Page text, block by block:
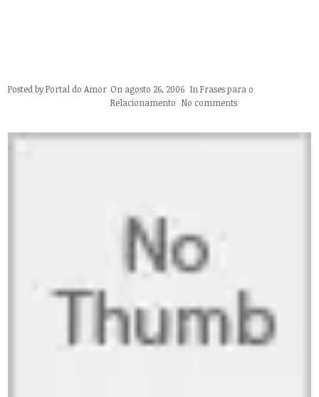
Posted byPortal do Amor On agosto 26, 2006 InFrases para o
Relacionamento No comments